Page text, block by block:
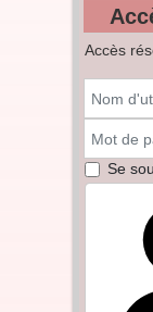
Accès
Se